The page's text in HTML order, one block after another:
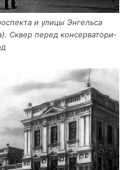
и ули­цы Энгель­са
Сквер перед кон­сер­ва­то­ри­